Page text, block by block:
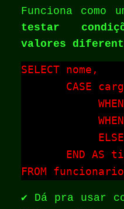
Funciona como
testar
valores
SELECT nome,
CASE
END AS
FROM
✔️ Dá pra usar